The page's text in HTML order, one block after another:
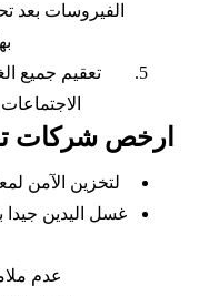
الفيروسات بعد
تعقيم جميع
ارخص شركات
لتخزين الآمن
غسل اليدين
عدم